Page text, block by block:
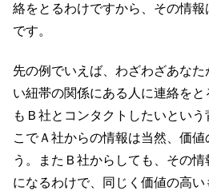
絡をとるわけですから、その情
です。
先の例でいえば、わざわざあな
い紐帯の関係にある人に連絡を
もＢ社とコンタクトしたいとい
こでＡ社からの情報は当然、価
う。またＢ社からしても、その
になるわけで、同じく価値の高